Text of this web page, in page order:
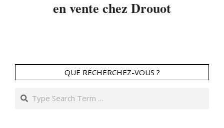
en vente chez Drouot
QUE RECHERCHEZ-VOUS ?
Search